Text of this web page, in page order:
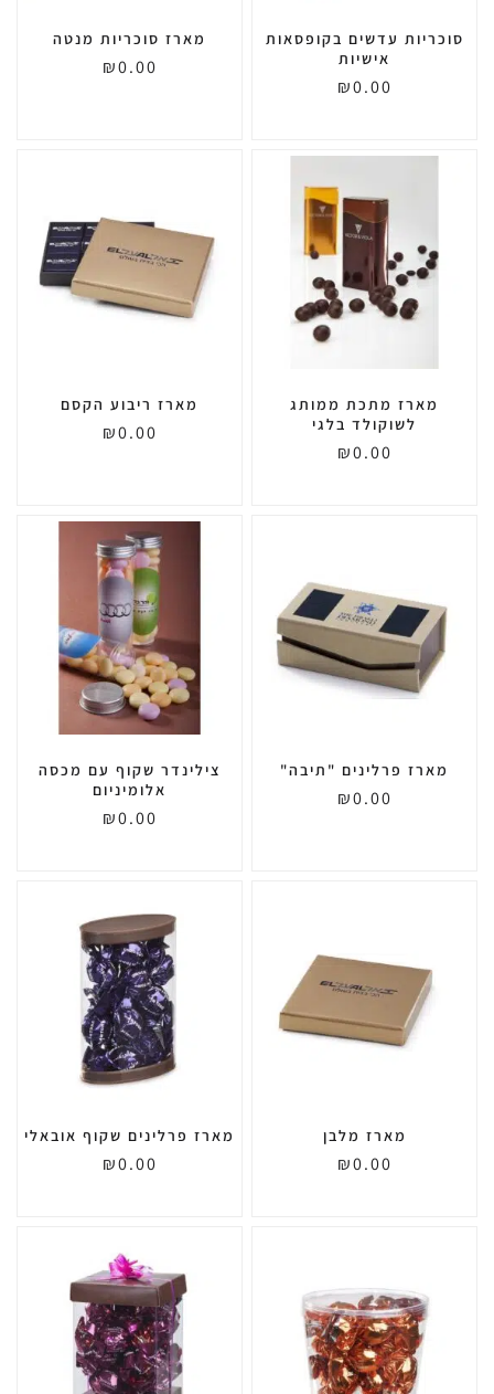
סוכריות עדשים בקופסאות
אישיות
₪0.00
מארז סוכריות מנטה
₪0.00
מארז מתכת ממותג
לשוקולד בלגי
₪0.00
מארז ריבוע הקסם
₪0.00
מארז פרלינים "תיבה"
₪0.00
צילינדר שקוף עם מכסה
אלומיניום
₪0.00
מארז מלבן
₪0.00
מארז פרלינים שקוף אובאלי
₪0.00